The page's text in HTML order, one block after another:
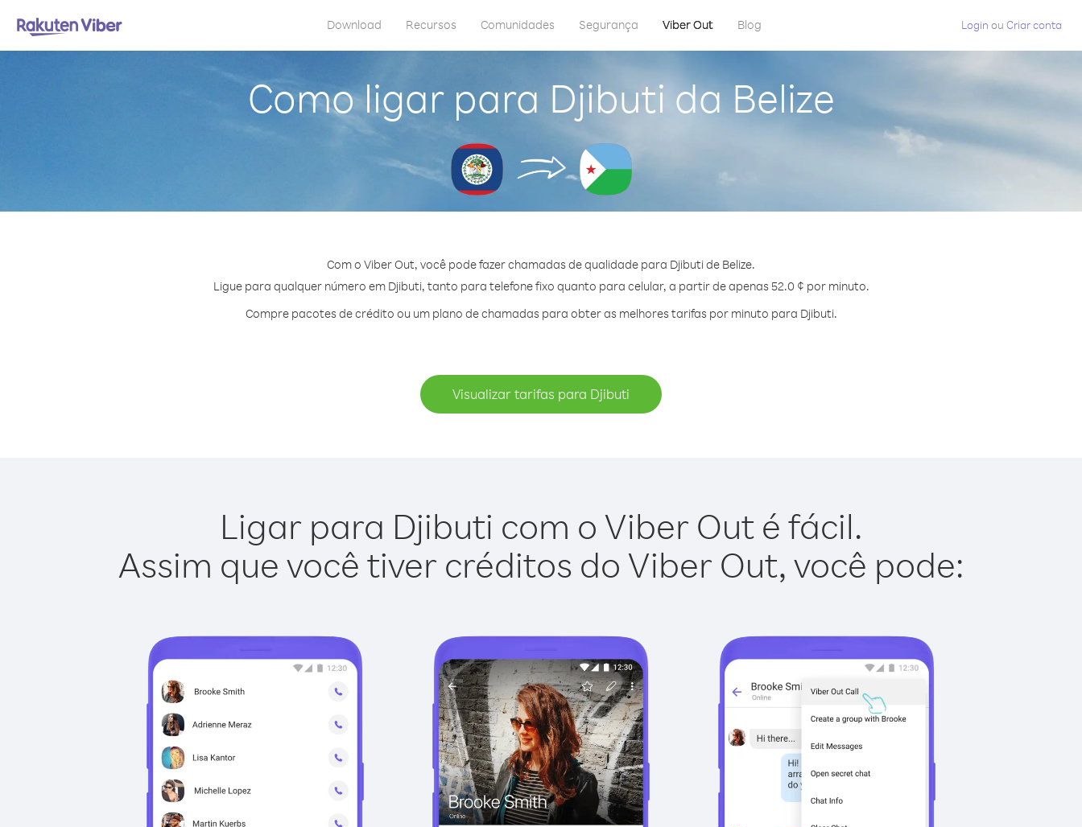
Download Recursos Comunidades Segurança Viber Out Blog Login ou Criar conta
Como ligar para Djibuti da Belize
Com o Viber Out, você pode fazer chamadas de qualidade para Djibuti de Belize.
Ligue para qualquer número em Djibuti, tanto para telefone fixo quanto para celular, a partir de apenas 52.0 ¢ por minuto.
Compre pacotes de crédito ou um plano de chamadas para obter as melhores tarifas por minuto para Djibuti.
Visualizar tarifas para Djibuti
Ligar para Djibuti com o Viber Out é fácil.
Assim que você tiver créditos do Viber Out, você pode: